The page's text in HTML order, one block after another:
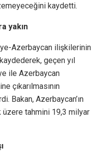
kaydetti.
yakın
Azerbaycan ilişkilerinin
geçen yıl
ile Azerbaycan
çıkarılmasının
Bakan, Azerbaycan’ın
üzere tahmini 19,3 milyar